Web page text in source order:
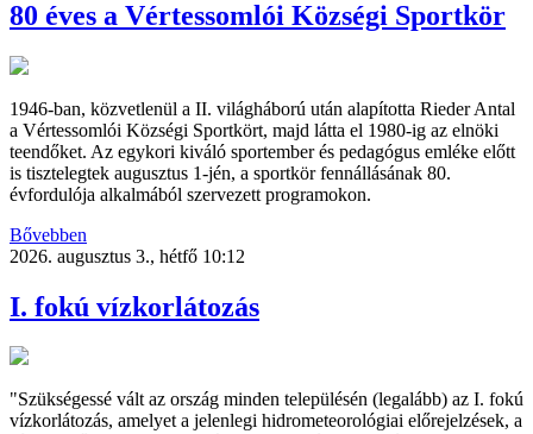
80 éves a Vértessomlói Községi Sportkör
1946-ban, közvetlenül a II. világháború után alapította Rieder Antal
a Vértessomlói Községi Sportkört, majd látta el 1980-ig az elnöki
teendőket. Az egykori kiváló sportember és pedagógus emléke előtt
is tisztelegtek augusztus 1-jén, a sportkör fennállásának 80.
évfordulója alkalmából szervezett programokon.
Bővebben
2026. augusztus 3., hétfő 10:12
I. fokú vízkorlátozás
"Szükségessé vált az ország minden településén (legalább) az I. fokú
vízkorlátozás, amelyet a jelenlegi hidrometeorológiai előrejelzések, a